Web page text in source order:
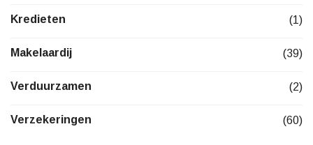
Kredieten (1)
Makelaardij (39)
Verduurzamen (2)
Verzekeringen (60)